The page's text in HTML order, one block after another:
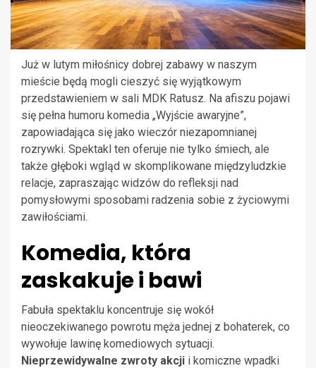
Już w lutym miłośnicy dobrej zabawy w naszym
mieście będą mogli cieszyć się wyjątkowym
przedstawieniem w sali MDK Ratusz. Na afiszu pojawi
się pełna humoru komedia „Wyjście awaryjne”,
zapowiadająca się jako wieczór niezapomnianej
rozrywki. Spektakl ten oferuje nie tylko śmiech, ale
także głęboki wgląd w skomplikowane międzyludzkie
relacje, zapraszając widzów do refleksji nad
pomysłowymi sposobami radzenia sobie z życiowymi
zawiłościami.
Komedia, która
zaskakuje i bawi
Fabuła spektaklu koncentruje się wokół
nieoczekiwanego powrotu męża jednej z bohaterek, co
wywołuje lawinę komediowych sytuacji.
Nieprzewidywalne zwroty akcji i komiczne wpadki